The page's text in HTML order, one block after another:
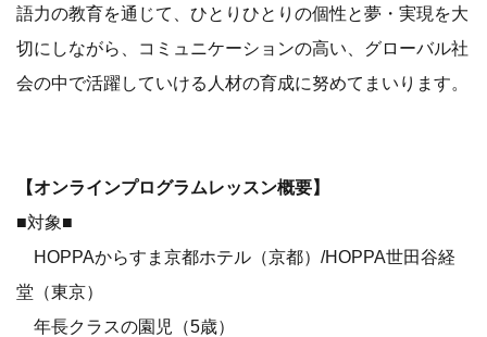
語力の教育を通じて、ひとりひとりの個性と夢・実現を大
切にしながら、コミュニケーションの高い、グローバル社
会の中で活躍していける人材の育成に努めてまいります。
【オンラインプログラムレッスン概要】
■対象■
HOPPAからすま京都ホテル（京都）/HOPPA世田谷経
堂（東京）
年長クラスの園児（5歳）